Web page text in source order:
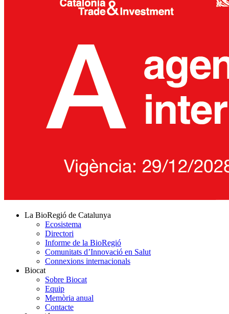
La BioRegió de Catalunya
Ecosistema
Directori
Informe de la BioRegió
Comunitats d’Innovació en Salut
Connexions internacionals
Biocat
Sobre Biocat
Equip
Memòria anual
Contacte